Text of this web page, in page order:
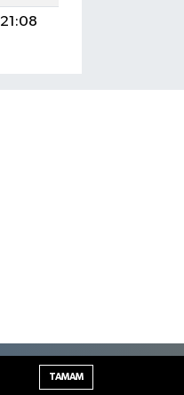
21:08
TE Bilişim
TAMAM